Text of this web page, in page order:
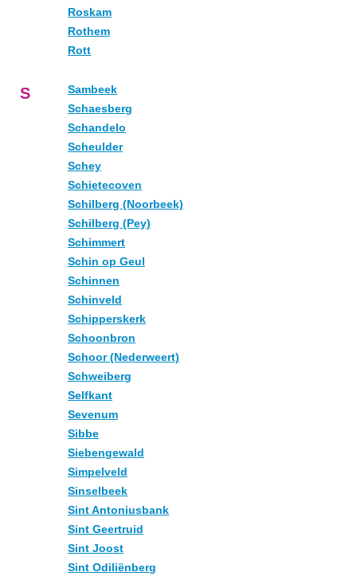
Roskam
Rothem
Rott
S
Sambeek
Schaesberg
Schandelo
Scheulder
Schey
Schietecoven
Schilberg (Noorbeek)
Schilberg (Pey)
Schimmert
Schin op Geul
Schinnen
Schinveld
Schipperskerk
Schoonbron
Schoor (Nederweert)
Schweiberg
Selfkant
Sevenum
Sibbe
Siebengewald
Simpelveld
Sinselbeek
Sint Antoniusbank
Sint Geertruid
Sint Joost
Sint Odiliënberg